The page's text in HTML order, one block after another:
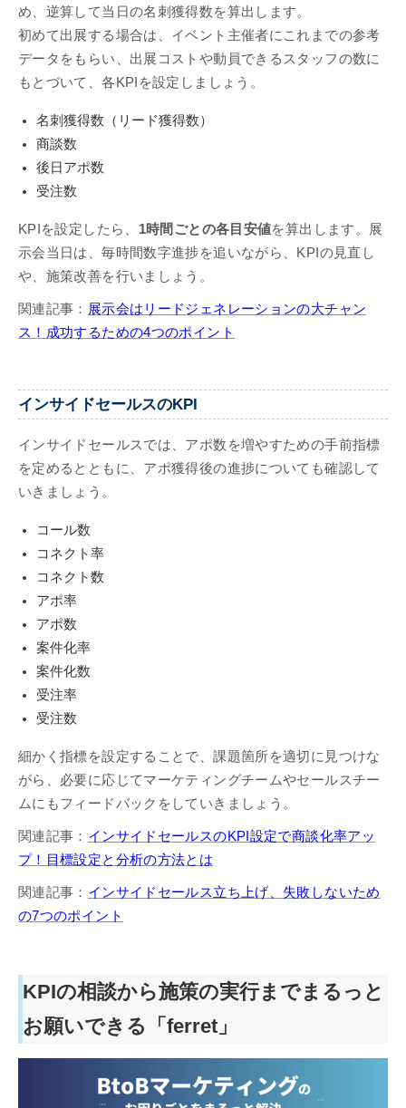
め、逆算して当日の名刺獲得数を算出します。
初めて出展する場合は、イベント主催者にこれまでの参考
データをもらい、出展コストや動員できるスタッフの数に
もとづいて、各KPIを設定しましょう。
名刺獲得数（リード獲得数）
商談数
後日アポ数
受注数
KPIを設定したら、 1時間ごとの各目安値を算出します。展
示会当日は、毎時間数字進捗を追いながら、KPIの見直し
や、施策改善を行いましょう。
関連記事： 展示会はリードジェネレーションの大チャン
ス！成功するための4つのポイント
インサイドセールスのKPI
インサイドセールスでは、アポ数を増やすための手前指標
を定めるとともに、アポ獲得後の進捗についても確認して
いきましょう。
コール数
コネクト率
コネクト数
アポ率
アポ数
案件化率
案件化数
受注率
受注数
細かく指標を設定することで、課題箇所を適切に見つけな
がら、必要に応じてマーケティングチームやセールスチー
ムにもフィードバックをしていきましょう。
関連記事： インサイドセールスのKPI設定で商談化率アッ
プ！目標設定と分析の方法とは
関連記事： インサイドセールス立ち上げ、失敗しないため
の7つのポイント
KPIの相談から施策の実行までまるっと
お願いできる「ferret」